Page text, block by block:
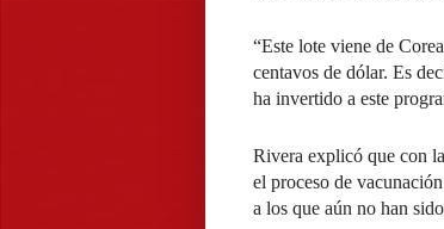
“Este lote viene de
centavos de dólar. Es
ha invertido a este
Rivera explicó que con
el proceso de
a los que aún no han